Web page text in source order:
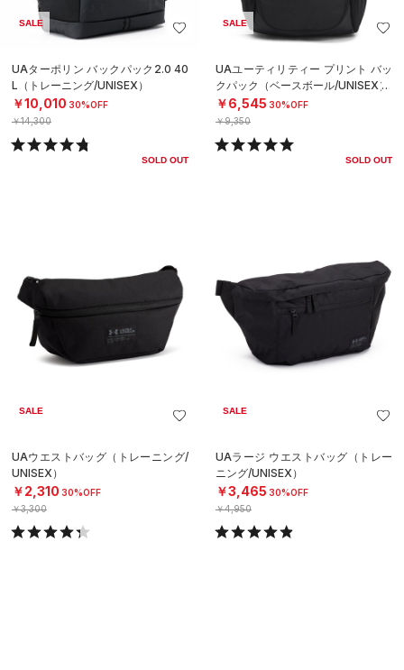
SALE
UAターポリン バックパック2.0 40
L（トレーニング/UNISEX）
￥10,010 30%OFF
￥14,300
SOLD OUT
SALE
UAユーティリティー プリント バッ
クパック（ベースボール/UNISEX）
￥6,545 30%OFF
￥9,350
SOLD OUT
SALE
UAウエストバッグ（トレーニング/
UNISEX）
￥2,310 30%OFF
￥3,300
SALE
UAラージ ウエストバッグ（トレー
ニング/UNISEX）
￥3,465 30%OFF
￥4,950